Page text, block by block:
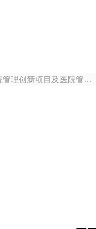
新项目及医院管理论文的通知